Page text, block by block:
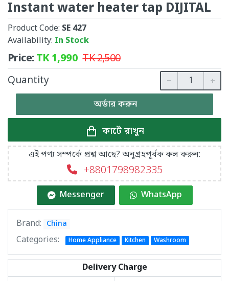
Instant water heater tap DIJITAL
Product Code: SE 427
Availability: In Stock
Price:TK1,990 TK2,500
Quantity
অর্ডার করুন
কার্টে রাখুন
এই পণ্য সম্পর্কে প্রশ্ন আছে? অনুগ্রহপূর্বক কল করুন:
+8801798982335
Messenger WhatsApp
Brand: China
Categories: Home Appliance Kitchen Washroom
Delivery Charge